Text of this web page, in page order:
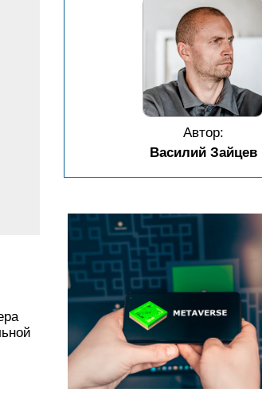
Автор:
Василий Зайцев